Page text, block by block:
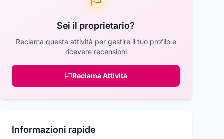
Sei il proprietario?
Reclama questa attività per gestire il tuo profilo e
ricevere recensioni
Reclama Attività
Informazioni rapide